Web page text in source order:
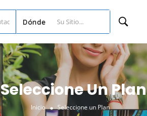
Dónde
Seleccione Un Plan
Inicio Seleccione un Plan